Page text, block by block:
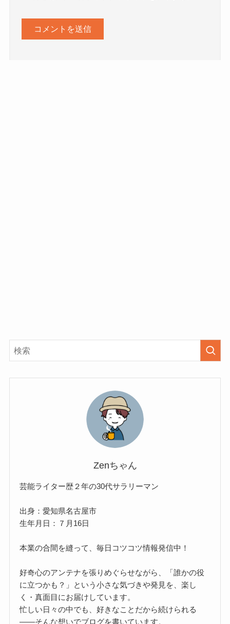
Zenちゃん
芸能ライター歴２年の30代サラリーマン
出身：愛知県名古屋市
生年月日：７月16日
本業の合間を縫って、毎日コツコツ情報発信中！
好奇心のアンテナを張りめぐらせながら、「誰かの役
に立つかも？」という小さな気づきや発見を、楽し
く・真面目にお届けしています。
忙しい日々の中でも、好きなことだから続けられる
——そんな想いでブログを書いています。